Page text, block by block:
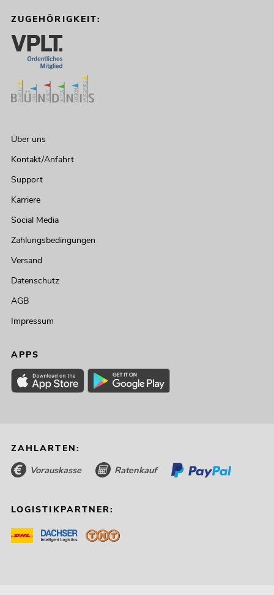
ZUGEHÖRIGKEIT:
Über uns
Kontakt/Anfahrt
Support
Karriere
Social Media
Zahlungsbedingungen
Versand
Datenschutz
AGB
Impressum
APPS
ZAHLARTEN:
Vorauskasse Ratenkauf
LOGISTIKPARTNER: